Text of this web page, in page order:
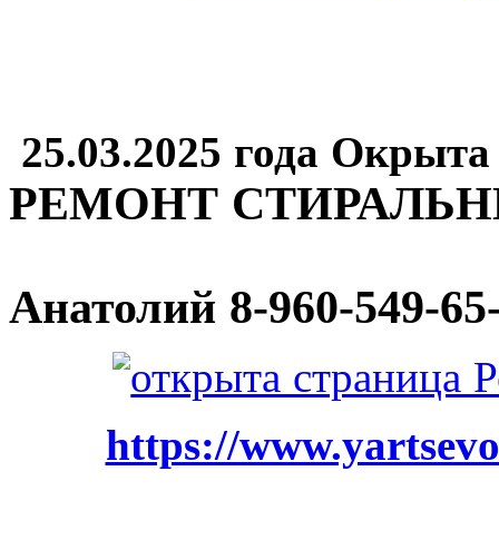
25.03.2025 года
РЕМОНТ
Анатолий 8-960-549-
https://